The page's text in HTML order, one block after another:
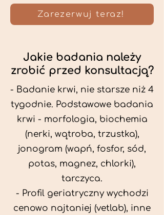
Zarezerwuj teraz!
Jakie badania należy
zrobić przed konsultacją?
- Badanie krwi, nie starsze niż 4
tygodnie. Podstawowe badania
krwi - morfologia, biochemia
(nerki, wątroba, trzustka),
jonogram (wapń, fosfor, sód,
potas, magnez, chlorki),
tarczyca.
- Profil geriatryczny wychodzi
cenowo najtaniej (vetlab), inne